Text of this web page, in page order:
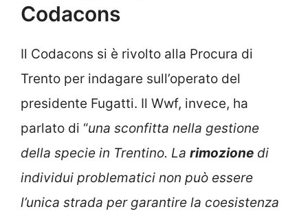
Codacons
Il Codacons si è rivolto alla Procura di
Trento per indagare sull’operato del
presidente Fugatti. Il Wwf, invece, ha
parlato di “una sconfitta nella gestione
della specie in Trentino. La rimozione di
individui problematici non può essere
l’unica strada per garantire la coesistenza